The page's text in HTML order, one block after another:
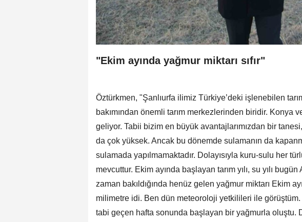
"Ekim ayında yağmur miktarı sıfır"
Öztürkmen, "Şanlıurfa ilimiz Türkiye’deki işlenebilen
bakımından önemli tarım merkezlerinden biridir. Konya
geliyor. Tabii bizim en büyük avantajlarımızdan bir
da çok yüksek. Ancak bu dönemde sulamanın da
sulamada yapılmamaktadır. Dolayısıyla kuru-sulu her
mevcuttur. Ekim ayında başlayan tarım yılı, su yılı bugün
zaman bakıldığında henüz gelen yağmur miktarı Ekim
milimetre idi. Ben dün meteoroloji yetkilileri ile
tabi geçen hafta sonunda başlayan bir yağmurla oluştu.